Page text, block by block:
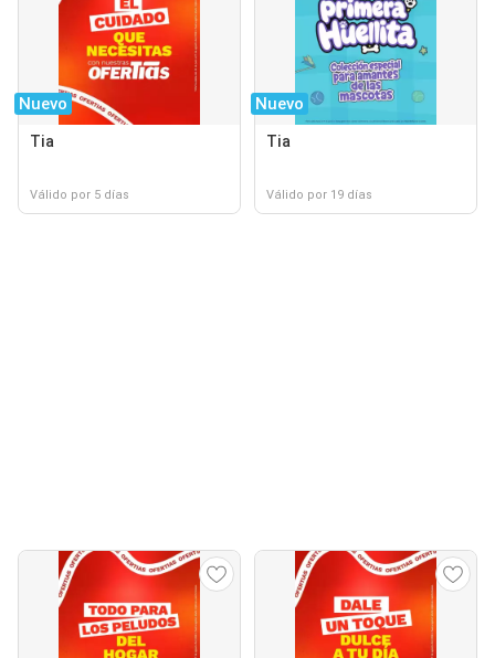
Nuevo
Tia
Válido por 5 días
Nuevo
Tia
Válido por 19 días